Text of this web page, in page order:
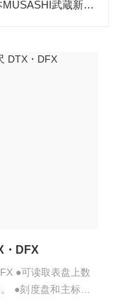
我司''藤田光学''销售系列产品成为日本MUSASHI武蔵新的代理店
・DFX
●可读取表盘上数
●刻度盘和主标尺